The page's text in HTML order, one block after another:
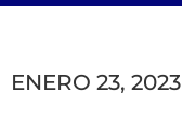
ENERO 23, 2023